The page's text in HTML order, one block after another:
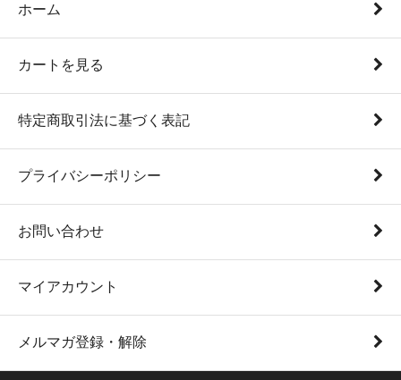
ホーム
カートを見る
特定商取引法に基づく表記
プライバシーポリシー
お問い合わせ
マイアカウント
メルマガ登録・解除